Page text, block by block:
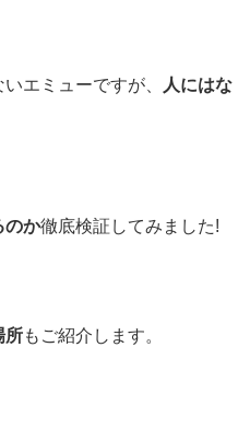
エミューですが、
人にはな
のか徹底検証してみました!
所もご紹介します。